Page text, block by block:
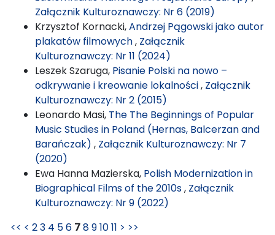
Załącznik Kulturoznawczy: Nr 6 (2019)
Krzysztof Kornacki,Andrzej Pągowski jako autor
plakatów filmowych, Załącznik
Kulturoznawczy: Nr 11 (2024)
Leszek Szaruga, Pisanie Polski na nowo –
odkrywanie i kreowanie lokalności, Załącznik
Kulturoznawczy: Nr 2 (2015)
Leonardo Masi, The The Beginnings of Popular
Music Studies in Poland (Hernas, Balcerzan and
Barańczak) , Załącznik Kulturoznawczy: Nr 7
(2020)
Ewa Hanna Mazierska, Polish Modernization in
Biographical Films of the 2010s, Załącznik
Kulturoznawczy: Nr 9 (2022)
<< < 23 4 56 7891011 > >>